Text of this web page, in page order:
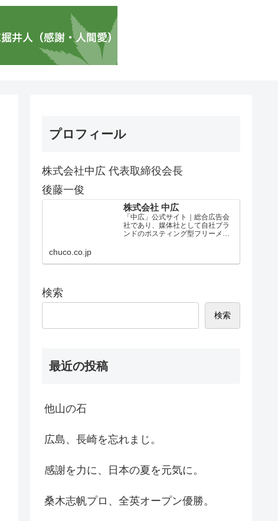
プロフィール
株式会社中広 代表取締役会長
後藤一俊
株式会社 中広
「中広」公式サイト｜総合広告会
社であり、媒体社として自社ブラ
ンドのポスティング型フリーメデ
chuco.co.jp
検索
検索
最近の投稿
他山の石
広島、長崎を忘れまじ。
感謝を力に、日本の夏を元気に。
桑木志帆プロ、全英オープン優勝。